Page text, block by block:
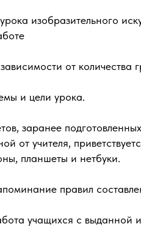
изобразительного
от количества
и цели урока.
заранее
от учителя,
планшеты и нетбуки.
правил
учащихся с выданной